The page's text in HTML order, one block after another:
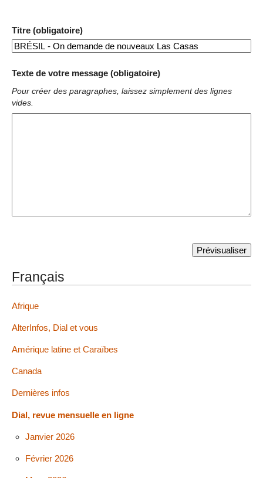
Titre (obligatoire)
Texte de votre message (obligatoire)
Pour créer des paragraphes, laissez simplement des lignes
vides.
Français
Afrique
AlterInfos, Dial et vous
Amérique latine et Caraïbes
Canada
Dernières infos
Dial, revue mensuelle en ligne
Janvier 2026
Février 2026